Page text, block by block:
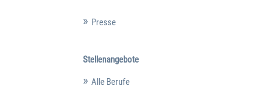
Presse
Stellenangebote
Alle Berufe